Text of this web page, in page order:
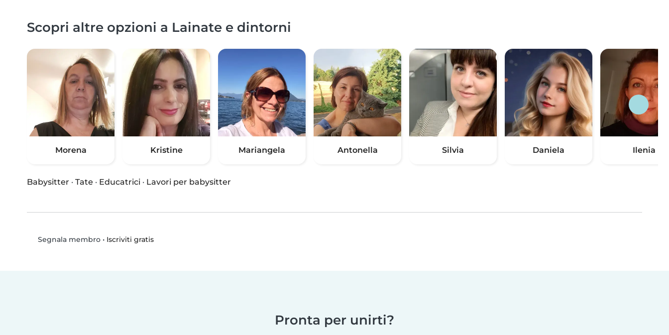
Scopri altre opzioni a Lainate e dintorni
Morena Kristine Mariangela Antonella Silvia Daniela Ilenia
Babysitter · Tate · Educatrici · Lavori per babysitter
Segnala membro• Iscriviti gratis
Pronta per unirti?